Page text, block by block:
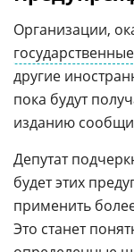
Организации,
другие
пока будут
изданию
Депутат
будет этих
применить
Это станет